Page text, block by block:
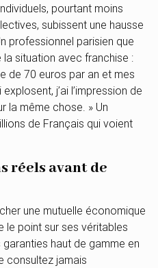
pourtant moins
subissent une hausse
professionnel parisien que
situation avec franchise :
de 70 euros par an et mes
j’ai l’impression de
la même chose. » Un
de Français qui voient
réels avant de
une mutuelle économique
le point sur ses véritables
haut de gamme en
consultez jamais